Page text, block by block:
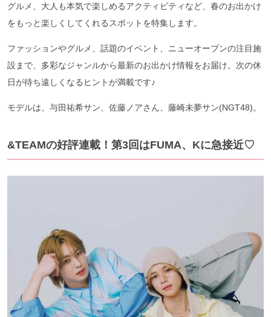
グルメ、大人も本気で楽しめるアクティビティなど、春のお出かけ
をもっと楽しくしてくれるスポットを特集します。
ファッションやグルメ、話題のイベント、ニューオープンの注目施
設まで、多彩なジャンルから最新のお出かけ情報をお届け。次の休
日が待ち遠しくなるヒントが満載です♪
モデルは、与田祐希サン、佐藤ノアさん、藤崎未夢サン(NGT48)。
&TEAMの好評連載！第3回はFUMA、Kに急接近♡